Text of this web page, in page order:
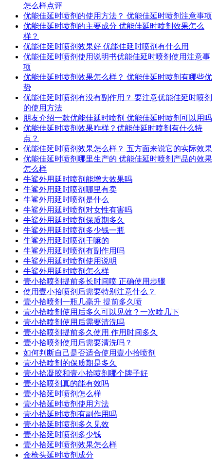
怎么样点评
优能佳延时喷剂的使用方法？ 优能佳延时喷剂注意事项
优能佳延时喷剂的主要成分 优能佳延时喷剂效果怎么
样？
优能佳延时喷剂效果好 优能佳延时喷剂有什么用
优能佳延时喷剂使用说明书优能佳延时喷剂使用注意事
项
优能佳延时喷剂效果怎么样？ 优能佳延时喷剂有哪些优
势
优能佳延时喷剂有没有副作用？ 要注意优能佳延时喷剂
的使用方法
朋友介绍一款优能佳延时喷剂 优能佳延时喷剂可以用吗
优能佳延时喷剂效果咋样？优能佳延时喷剂有什么特
点？
优能佳延时喷剂效果怎么样？ 五方面来说它的实际效果
优能佳延时喷剂哪里生产的 优能佳延时喷剂产品的效果
怎么样
牛鲨外用延时喷剂能增大效果吗
牛鲨外用延时喷剂哪里有卖
牛鲨外用延时喷剂是什么
牛鲨外用延时喷剂对女性有害吗
牛鲨外用延时喷剂保质期多久
牛鲨外用延时喷剂多少钱一瓶
牛鲨外用延时喷剂干嘛的
牛鲨外用延时喷剂有副作用吗
牛鲨外用延时喷剂使用说明
牛鲨外用延时喷剂怎么样
壹小拾喷剂提前多长时间喷 正确使用步骤
使用壹小拾喷剂后需要特别注意什么？
壹小拾喷剂一瓶几毫升 提前多久喷
壹小拾喷剂使用后多久可以见效？一次喷几下
壹小拾喷剂使用后需要清洗吗
壹小拾喷剂提前多久使用 作用时间多久
壹小拾喷剂使用后需要清洗吗？
如何判断自己是否适合使用壹小拾喷剂
壹小拾喷剂的保质期是多久
壹小拾凝胶和壹小拾喷剂哪个牌子好
壹小拾喷剂真的能有效吗
壹小拾延时喷剂怎么样
壹小拾延时喷剂使用方法
壹小拾延时喷剂有副作用吗
壹小拾延时喷剂多久见效
壹小拾延时喷剂多少钱
壹小拾延时喷剂效果怎么样
金枪头延时喷剂成分